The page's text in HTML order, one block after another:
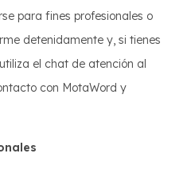
para fines profesionales o
detenidamente y, si tienes
el chat de atención al
con MotaWord y